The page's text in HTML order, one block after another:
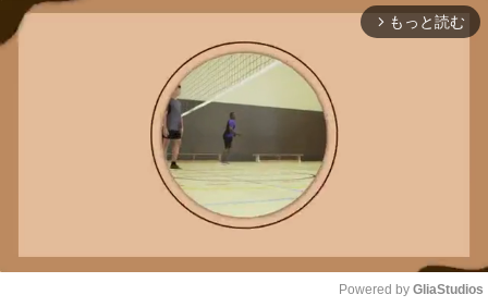
arrow_forward_ios もっと読む
Powered by GliaStudios